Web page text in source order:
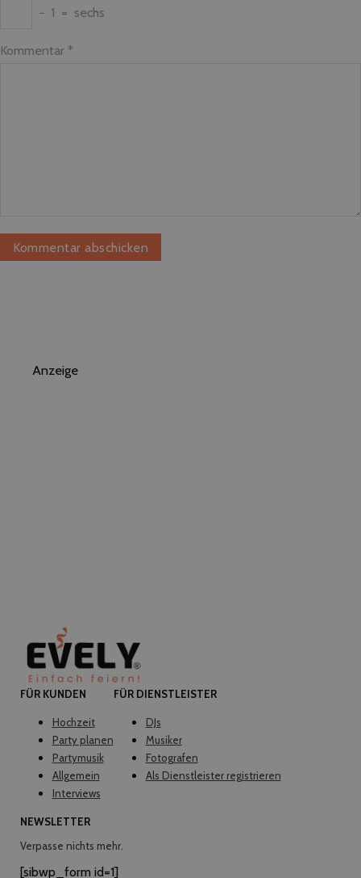
− 1 = sechs
Kommentar *
Anzeige
FÜR KUNDEN
Hochzeit
Party planen
Partymusik
Allgemein
Interviews
FÜR DIENSTLEISTER
DJs
Musiker
Fotografen
Als Dienstleister registrieren
NEWSLETTER
Verpasse nichts mehr.
[sibwp_form id=1]